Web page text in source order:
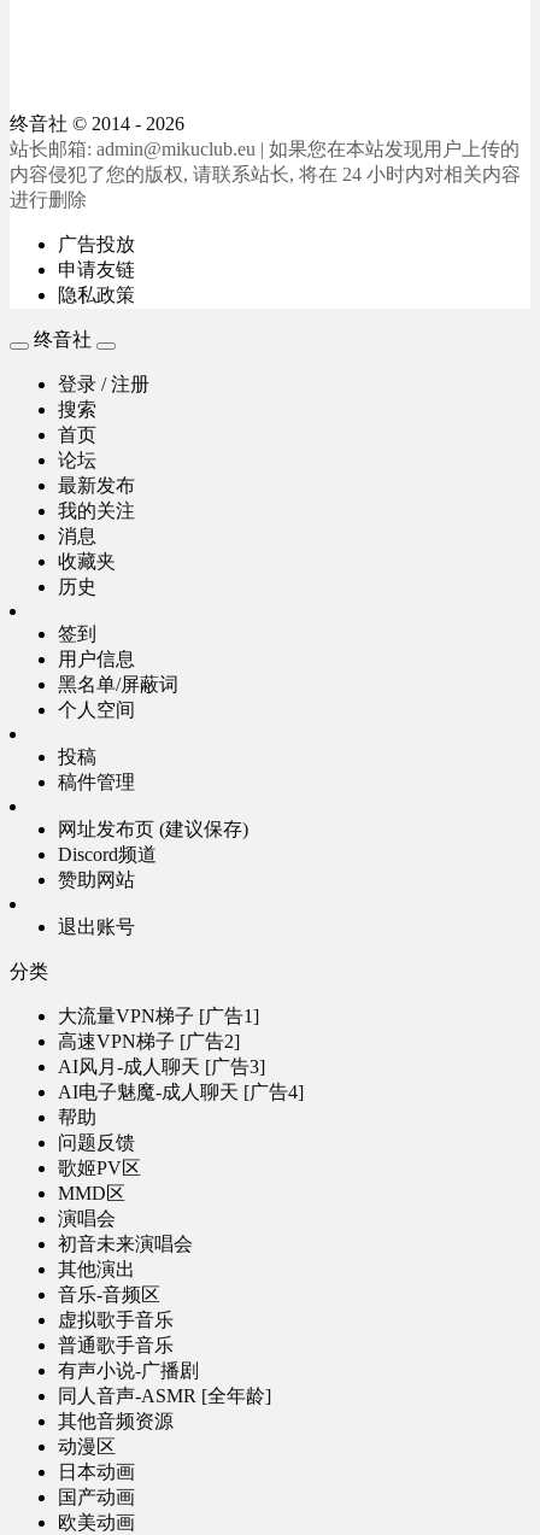
终音社 © 2014 - 2026
站长邮箱: admin@mikuclub.eu | 如果您在本站发现用户上传的
内容侵犯了您的版权, 请联系站长, 将在 24 小时内对相关内容
进行删除
广告投放
申请友链
隐私政策
终音社
登录 / 注册
搜索
首页
论坛
最新发布
我的关注
消息
收藏夹
历史
签到
用户信息
黑名单/屏蔽词
个人空间
投稿
稿件管理
网址发布页 (建议保存)
Discord频道
赞助网站
退出账号
分类
大流量VPN梯子 [广告1]
高速VPN梯子 [广告2]
AI风月-成人聊天 [广告3]
AI电子魅魔-成人聊天 [广告4]
帮助
问题反馈
歌姬PV区
MMD区
演唱会
初音未来演唱会
其他演出
音乐-音频区
虚拟歌手音乐
普通歌手音乐
有声小说-广播剧
同人音声-ASMR [全年龄]
其他音频资源
动漫区
日本动画
国产动画
欧美动画